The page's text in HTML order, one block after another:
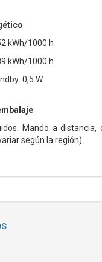
kWh/1000 h
kWh/1000 h
0,5 W
Mando a distancia,
según la región)